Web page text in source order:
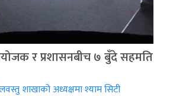
र प्रशासनबीच ७ बुँदे सहमति